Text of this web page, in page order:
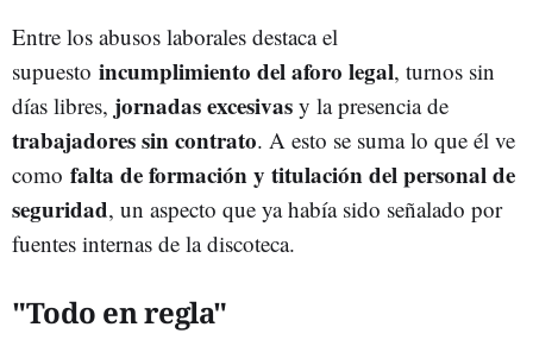
Entre los abusos laborales destaca el
supuesto incumplimiento del aforo legal, turnos sin
días libres, jornadas excesivas y la presencia de
trabajadores sin contrato. A esto se suma lo que él ve
como falta de formación y titulación del personal de
seguridad, un aspecto que ya había sido señalado por
fuentes internas de la discoteca.
"Todo en regla"